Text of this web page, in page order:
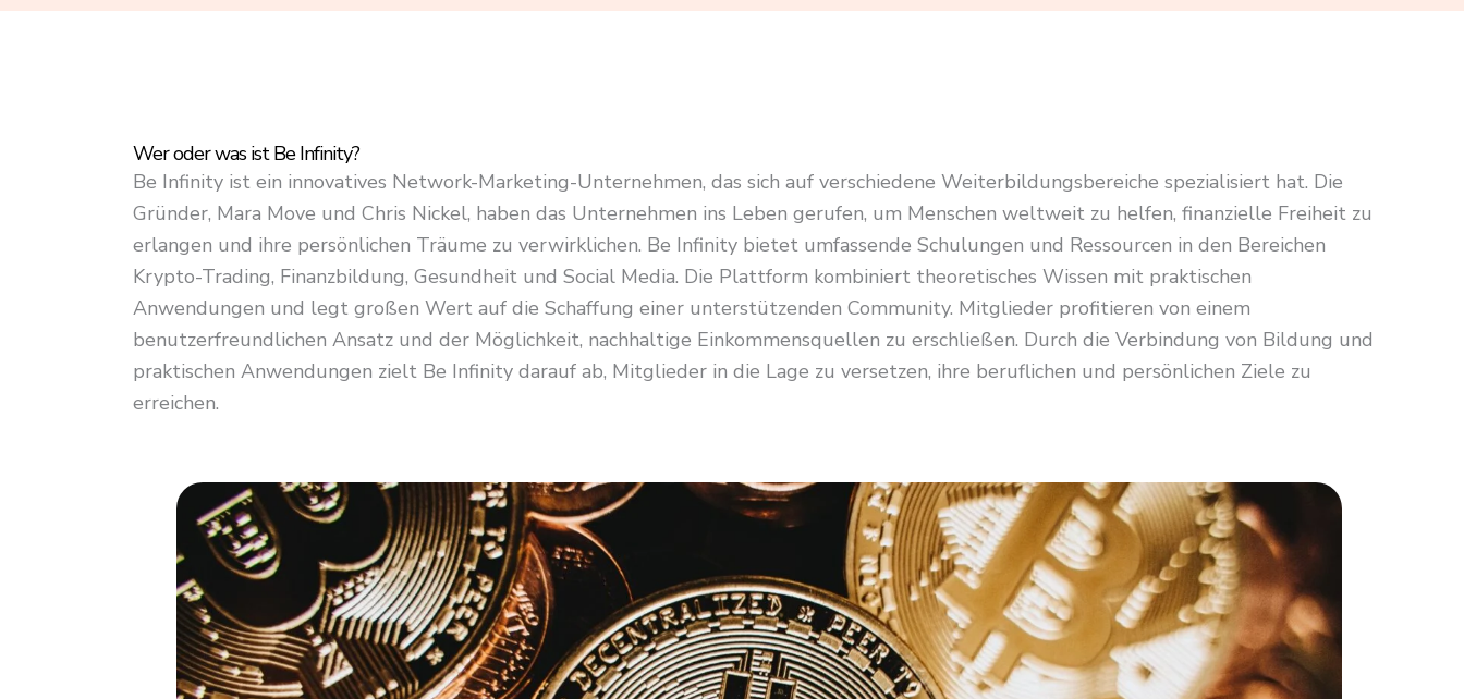
t
o
f
5
Wer oder was ist Be Infinity?
Be Infinity ist ein innovatives Network-Marketing-Unternehmen, das sich auf verschiedene Weiterbildungsbereiche spezialisiert hat. Die
Gründer, Mara Move und Chris Nickel, haben das Unternehmen ins Leben gerufen, um Menschen weltweit zu helfen, finanzielle Freiheit zu
erlangen und ihre persönlichen Träume zu verwirklichen. Be Infinity bietet umfassende Schulungen und Ressourcen in den Bereichen
Krypto-Trading, Finanzbildung, Gesundheit und Social Media. Die Plattform kombiniert theoretisches Wissen mit praktischen
Anwendungen und legt großen Wert auf die Schaffung einer unterstützenden Community. Mitglieder profitieren von einem
benutzerfreundlichen Ansatz und der Möglichkeit, nachhaltige Einkommensquellen zu erschließen. Durch die Verbindung von Bildung und
praktischen Anwendungen zielt Be Infinity darauf ab, Mitglieder in die Lage zu versetzen, ihre beruflichen und persönlichen Ziele zu
erreichen.